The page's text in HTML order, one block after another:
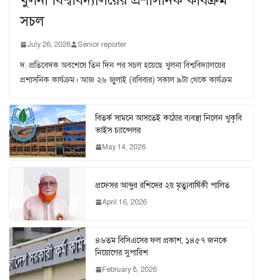
সচল
July 26, 2026 Senior reporter
দ. প্রতিবেদক অবশেষে তিন দিন পর সচল হয়েছে খুলনা বিশ্ববিদ্যালয়ের
প্রশাসনিক কার্যক্রম। আজ ২৬ জুুলাই (রবিবার) সকাল ৯টা থেকে কার্যক্রম
বিতর্ক সামনে আসতেই কঠোর ব্যবস্থা নিলেন খুকৃবি
ভাইস চ্যান্সেলর
May 14, 2026
প্রফেসর আব্দুর রশিদের ২য় মৃত্যুবার্ষিকী পালিত
April 16, 2026
৪৬তম বিসিএসের ফল প্রকাশ, ১৪৫৭ জনকে
নিয়োগের সুপারিশ
February 8, 2026